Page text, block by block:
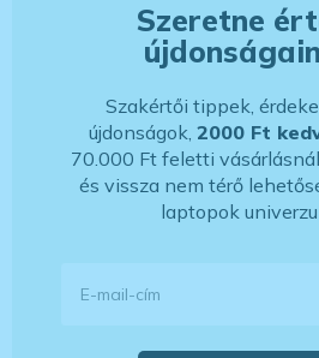
Szeretne
Szakértői tippek,
újdonságok, 2000 Ft
70.000 Ft feletti
és vissza nem térő
laptopok